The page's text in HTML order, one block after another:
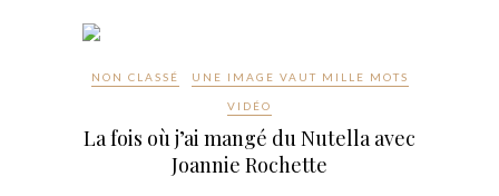
NON CLASSÉ UNE IMAGE VAUT MILLE MOTS
VIDÉO
La fois où j’ai mangé du Nutella avec
Joannie Rochette